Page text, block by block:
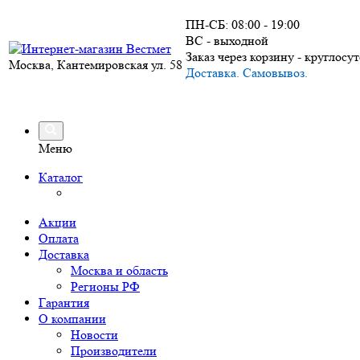
Москва, Кантемировская ул. 58
ПН-СБ: 08:00 - 19:00
ВС - выходной
Заказ через корзину -
Доставка. Самовывоз.
Меню
Каталог
Акции
Оплата
Доставка
Москва и область
Регионы РФ
Гарантия
О компании
Новости
Производители